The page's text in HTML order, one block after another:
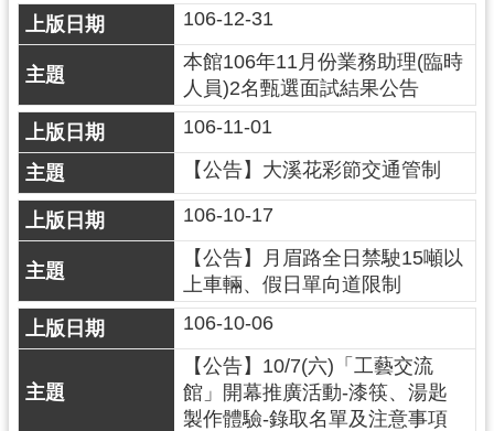
回
首
站
導
覽
市
政
信
箱
桃
園
政
106-12-31
本館106年11月份業務助理(臨時
人員)2名甄選面試結果公告
106-11-01
【公告】大溪花彩節交通管制
106-10-17
【公告】月眉路全日禁駛15噸以
上車輛、假日單向道限制
106-10-06
【公告】10/7(六)「工藝交流
館」開幕推廣活動-漆筷、湯匙
製作體驗-錄取名單及注意事項